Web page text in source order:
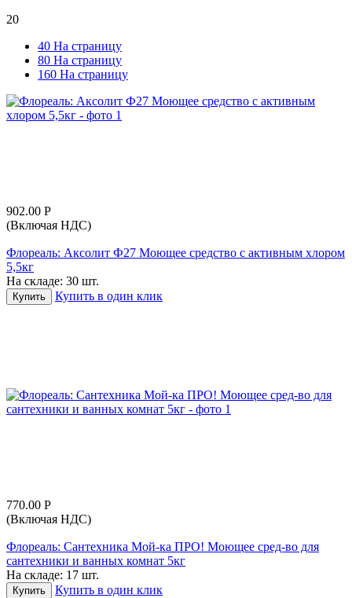
20
40 На страницу
80 На страницу
160 На страницу
902.00 Р
(Включая НДС)
Флореаль: Аксолит Ф27 Моющее средство с активным хлором
5,5кг
На складе: 30 шт.
Купить Купить в один клик
770.00 Р
(Включая НДС)
Флореаль: Сантехника Мой-ка ПРО! Моющее сред-во для
сантехники и ванных комнат 5кг
На складе: 17 шт.
Купить Купить в один клик